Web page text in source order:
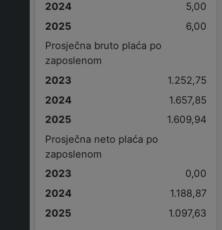
5,00
6,00
Prosječna bruto plaća po
zaposlenom
1.252,75
1.657,85
1.609,94
Prosječna neto plaća po
zaposlenom
0,00
1.188,87
1.097,63